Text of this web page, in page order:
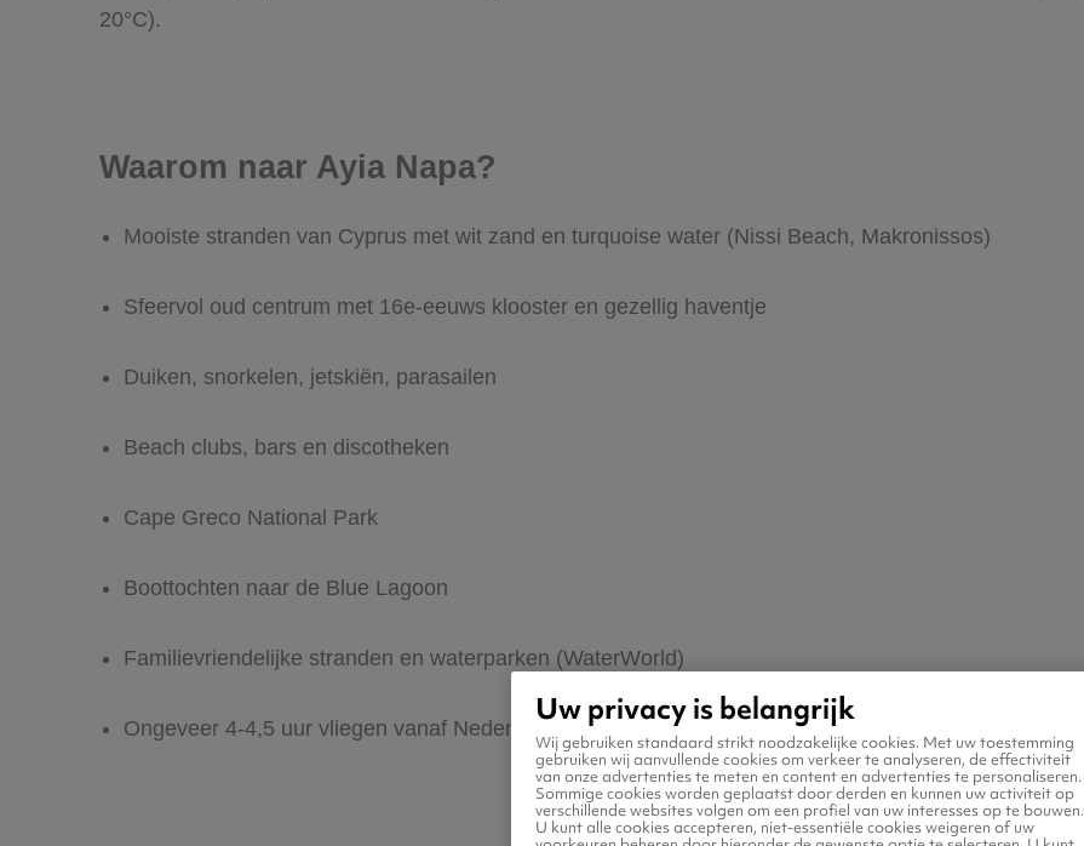
20°C).
Waarom naar Ayia Napa?
Mooiste stranden van Cyprus met wit zand en turquoise water (Nissi Beach, Makronissos)
Sfeervol oud centrum met 16e-eeuws klooster en gezellig haventje
Duiken, snorkelen, jetskiën, parasailen
Beach clubs, bars en discotheken
Cape Greco National Park
Boottochten naar de Blue Lagoon
Familievriendelijke stranden en waterparken (WaterWorld)
Ongeveer 4-4,5 uur vliegen vanaf Nederland
Uw privacy is belangrijk
Wij gebruiken standaard strikt noodzakelijke cookies. Met uw toestemming
gebruiken wij aanvullende cookies om verkeer te analyseren, de effectiviteit
van onze advertenties te meten en content en advertenties te personaliseren.
Sommige cookies worden geplaatst door derden en kunnen uw activiteit op
verschillende websites volgen om een profiel van uw interesses op te bouwen.
U kunt alle cookies accepteren, niet-essentiële cookies weigeren of uw